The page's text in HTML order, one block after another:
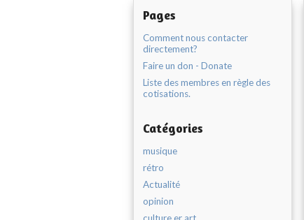
Pages
Comment nous contacter
directement?
Faire un don - Donate
Liste des membres en règle des
cotisations.
Catégories
musique
rétro
Actualité
opinion